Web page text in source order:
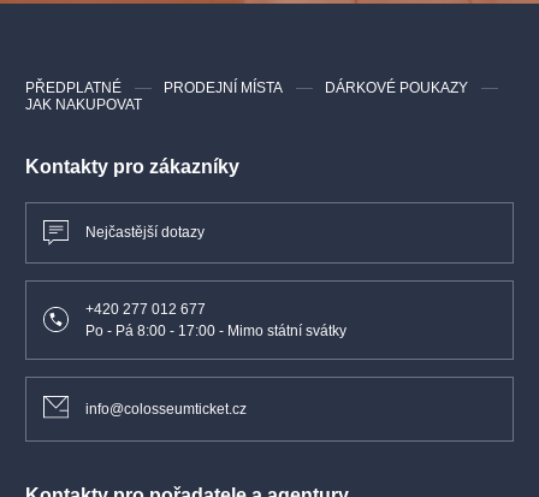
Kontakty pro zákazníky
Nejčastější dotazy
+420 277 012 677
Po - Pá 8:00 - 17:00 - Mimo státní svátky
info@colosseumticket.cz
PŘEDPLATNÉ PRODEJNÍ MÍSTA
DÁRKOVÉ POUKAZY
JAK NAKUPOVAT